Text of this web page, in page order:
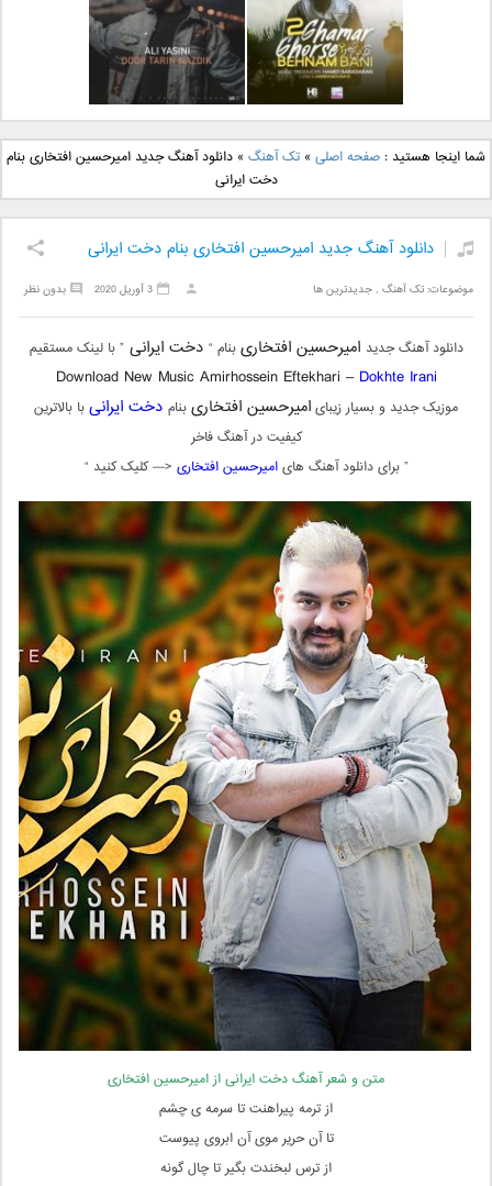
دانلود آهنگ جدید بهنام
بانی بنام قرص قمر 2
دانلود آهنگ جدید علی
یاسینی بنام دورترین نزدیک
شما اینجا هستید :صفحه اصلی »تک آهنگ »دانلود آهنگ جدید امیرحسین افتخاری بنام
دخت ایرانی
دانلود آهنگ جدید امیرحسین افتخاری بنام دخت ایرانی
موضوعات:تک آهنگ ,جدیدترین ها بدون نظر 3 آوریل 2020
دانلود آهنگ جدید امیرحسین افتخاریبنام “ دخت ایرانی” با لینک مستقیم
Download New Music Amirhossein Eftekhari –Dokhte Irani
موزیک جدید و بسیار زیبایامیرحسین افتخاریبنام دخت ایرانیبا بالاترین
کیفیت در آهنگ فاخر
” برای دانلود آهنگ هایامیرحسین افتخاری <— کلیک کنید “
متن و شعر آهنگ دخت ایرانی از امیرحسین افتخاری
از ترمه پیراهنت تا سرمه ی چشم
تا آن حریر موی آن ابروی پیوست
از ترس لبخندت بگیر تا چال گونه